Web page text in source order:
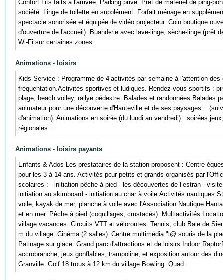
Confort Lits faits à l'arrivée. Parking privé. Prêt de matériel de ping-
société. Linge de toilette en supplément. Forfait ménage en
spectacle sonorisée et équipée de vidéo projecteur. Coin boutique
d'ouverture de l'accueil). Buanderie avec lave-linge, sèche-linge (prêt
Wi-Fi sur certaines zones.
Animations - loisirs
Kids Service : Programme de 4 activités par semaine à l'attention des
fréquentation.Activités sportives et ludiques. Rendez-vous sportifs :
plage, beach volley, rallye pédestre. Balades et randonnées Balades
animateur pour une découverte d'Hauteville et de ses paysages...
d'animation). Animations en soirée (du lundi au vendredi) : soirées
régionales...
Animations - loisirs payants
Enfants & Ados Les prestataires de la station proposent : Centre
pour les 3 à 14 ans. Activités pour petits et grands organisés par
scolaires : - initiation pêche à pied - les découvertes de l’estran -
initiation au skimboard - initiation au char à voile.Activités nautiques
voile, kayak de mer, planche à voile avec l'Association Nautique
et en mer. Pêche à pied (coquillages, crustacés). Multiactivités
village vacances. Circuits VTT et véloroutes. Tennis, club Baie de
m du village. Cinéma (2 salles). Centre multimédia "l@ souris de la
Patinage sur glace. Grand parc d'attractions et de loisirs Indoor
accrobranche, jeux gonflables, trampoline, et exposition autour des
Granville. Golf 18 trous à 12 km du village Bowling. Quad.